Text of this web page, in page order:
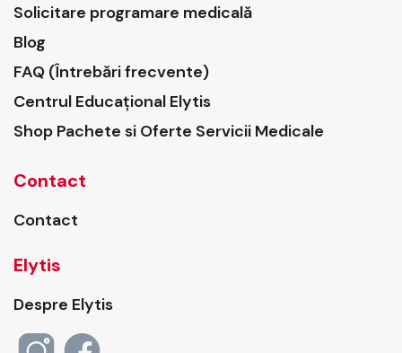
Solicitare programare medicală
Blog
FAQ (Întrebări frecvente)
Centrul Educațional Elytis
Shop Pachete si Oferte Servicii Medicale
Contact
Contact
Elytis
Despre Elytis